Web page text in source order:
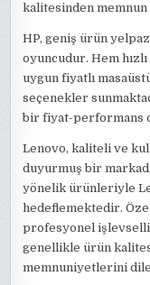
kalitesinden
HP, geniş ürün
oyuncudur. Hem
uygun fiyatlı
seçenekler
bir fiyat-performans
Lenovo, kaliteli ve
duyurmuş bir
yönelik ürünleriyle
hedeflemektedir.
profesyonel
genellikle ürün
memnuniyetlerini